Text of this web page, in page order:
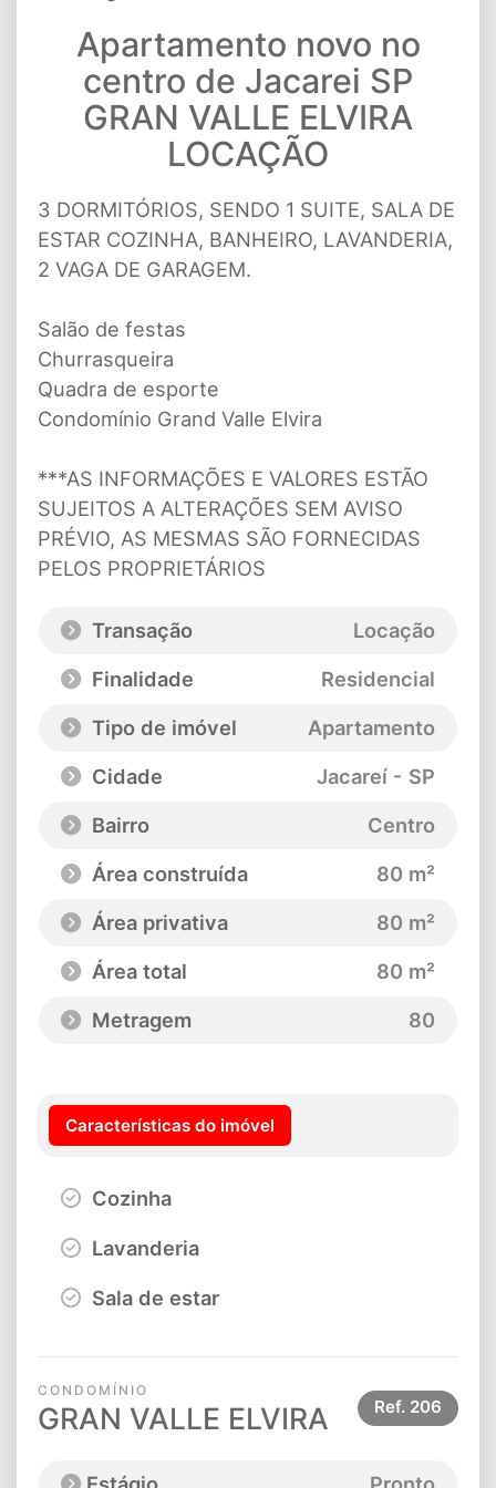
Apartamento novo no
centro de Jacarei SP
GRAN VALLE ELVIRA
LOCAÇÃO
3 DORMITÓRIOS, SENDO 1 SUITE, SALA DE
ESTAR COZINHA, BANHEIRO, LAVANDERIA,
2 VAGA DE GARAGEM.
Salão de festas
Churrasqueira
Quadra de esporte
Condomínio Grand Valle Elvira
***AS INFORMAÇÕES E VALORES ESTÃO
SUJEITOS A ALTERAÇÕES SEM AVISO
PRÉVIO, AS MESMAS SÃO FORNECIDAS
PELOS PROPRIETÁRIOS
Transação
Locação
Finalidade
Residencial
Tipo de imóvel
Apartamento
Cidade
Jacareí - SP
Bairro
Centro
Área construída
80 m²
Área privativa
80 m²
Área total
80 m²
Metragem
80
Características do imóvel
Cozinha
Lavanderia
Sala de estar
CONDOMÍNIO
GRAN VALLE ELVIRA Ref. 206